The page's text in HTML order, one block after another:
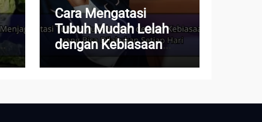
Cara Mengatasi
Tubuh Mudah Lelah
dengan Kebiasaan
Sederhana yang Bisa